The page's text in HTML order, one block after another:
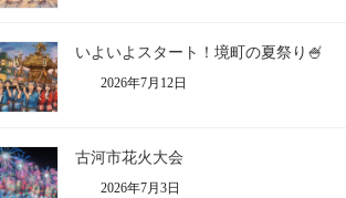
いよいよスタート！境町の夏祭り🍧
2026年7月12日
古河市花火大会
2026年7月3日